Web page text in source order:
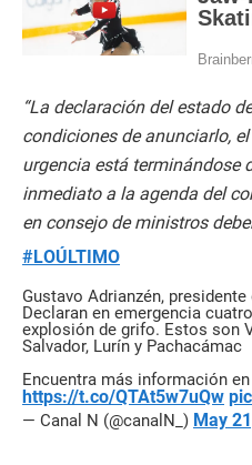
“La declaración del estado
condiciones de anunciarlo,
urgencia está terminándose
inmediato a la agenda del
en consejo de ministros
#LOÚLTIMO
Gustavo Adrianzén,
Declaran en emergencia
explosión de grifo. Estos son
Salvador, Lurín y Pachacámac
Encuentra más información
https://t.co/QTAt5w7uQw
— Canal N (@canalN_) May